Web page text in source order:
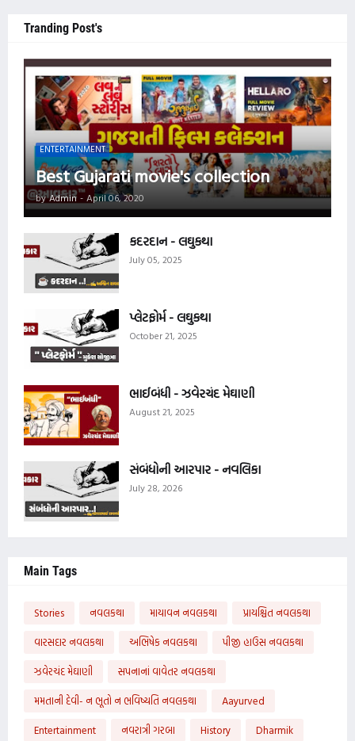
Tranding Post's
ENTERTAINMENT
Best Gujarati movie's collection
by Admin - April 06, 2020
કદરદાન - લઘુકથા
July 05, 2025
પ્લેટફોર્મ - લઘુકથા
October 21, 2025
ભાઈબંધી - ઝવેરચંદ મેઘાણી
August 21, 2025
સંબંધોની આરપાર - નવલિકા
July 28, 2026
Main Tags
Stories નવલકથા માયાવન નવલકથા
પ્રાયશ્ચિત નવલકથા
વારસદાર નવલકથા
અભિષેક નવલકથા
પીજી હાઉસ નવલકથા
ઝવેરચંદ મેઘાણી
સપનાનાં વાવેતર નવલકથા
મમતાની દેવી- ન ભૂતો ન ભવિષ્યતિ નવલકથા
Aayurved
Entertainment
નવરાત્રી ગરબા History Dharmik